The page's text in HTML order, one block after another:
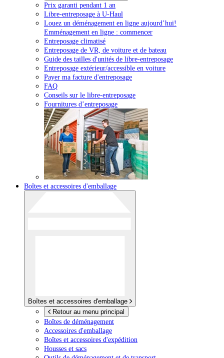
Prix garanti pendant 1 an
Libre-entreposage à U-Haul
Louez un déménagement en ligne aujourd’hui!
Emménagement en ligne : commencer
Entreposage climatisé
Entreposage de VR, de voiture et de bateau
Guide des tailles d'unités de libre-entreposage
Entreposage extérieur/accessible en voiture
Payer ma facture d'entreposage
FAQ
Conseils sur le libre-entreposage
Fournitures d’entreposage
Boîtes et accessoires d'emballage
Boîtes et accessoires d'emballage
Retour au menu principal
Boîtes de déménagement
Accessoires d'emballage
Boîtes et accessoires d'expédition
Housses et sacs